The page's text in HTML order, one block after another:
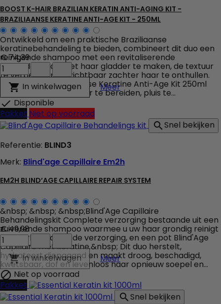
producthoeveelheid
BOOST K-HAIR BRAZILIAN KERATIN ANTI-AGING KIT -
BRAZILIAANSE KERATINE ANTI-AGE KIT - 250ML
Ontwikkeld om een praktische Braziliaanse
keratinebehandeling te bieden, combineert dit duo een
reinigende shampoo met een revitaliserende
behandeling om het haar gladder te maken, de textuur
te verbeteren en zichtbaar zachter haar te onthullen.
Boost K-Hair Braziliaanse Keratine Anti-Age Kit 250ml
helpt de haarvezel voor te bereiden, pluis te...
€ 74,39
Boost
K-
Hair
Brazilian
Keratin
Anti-
Aging
Kit
Braziliaanse
Anti-
Kit
250ml
veld
producthoeveelheid
 In winkelwagen MeerBoost K-Hair Brazilian
 Disponible
Pakket Niet op voorraad
Snel bekijken
Referentie: BLIND3
Merk: Blind'age Capillaire Em2h
EM2H BLIND’AGE CAPILLAIRE REPAIR SYSTEM
&nbsp; &nbsp; &nbsp;Blind'Age Capillaire
Behandelingskit Complete verzorging bestaande uit een
zuiverende shampoo waarmee u uw haar grondig reinigt
en voorbereidt op de verzorging, en een pot Blind'Age
Capillaire met keratine.&nbsp; Dit duo herstelt,
hydrateert diepgaand en maakt droog, beschadigd,
kwetsbaar, dof en levenloos haar opnieuw soepel en...
€ 49,98
Em2h
Blind’Age
Capillaire
Repair
System
veld
producthoeveelheid
 In winkelwagen MeerEm2h Blind’Age
 Niet op voorraad
Pakket
Snel bekijken